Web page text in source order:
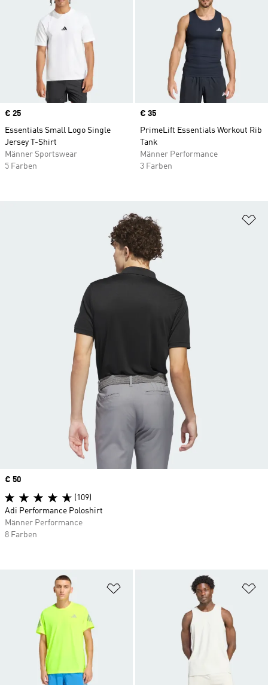
Price
€ 25
Essentials Small Logo Single
Jersey T-Shirt
Männer Sportswear
5 Farben
Price
€ 35
PrimeLift Essentials Workout Rib
Tank
Männer Performance
3 Farben
Zur Wunschliste hinzufügen
Price
€ 50
(109)
Adi Performance Poloshirt
Männer Performance
8 Farben